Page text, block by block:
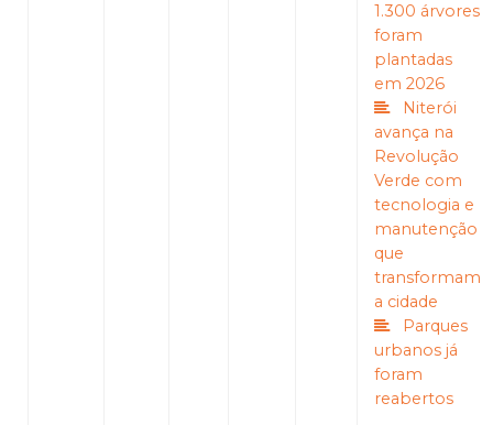
1.300 árvores
foram
plantadas
em 2026
Niterói
avança na
Revolução
Verde com
tecnologia e
manutenção
que
transformam
a cidade
Parques
urbanos já
foram
reabertos